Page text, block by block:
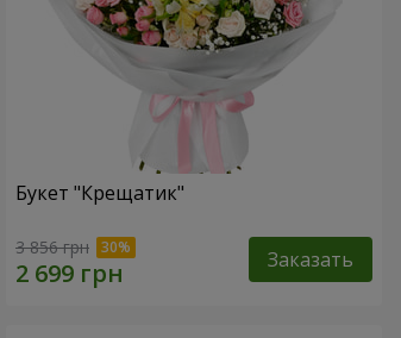
Букет "Крещатик"
3 856 грн Заказать